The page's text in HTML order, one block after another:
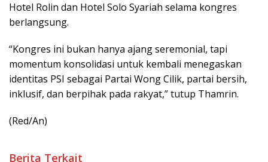
Hotel Rolin dan Hotel Solo Syariah selama kongres
berlangsung.
“Kongres ini bukan hanya ajang seremonial, tapi
momentum konsolidasi untuk kembali menegaskan
identitas PSI sebagai Partai Wong Cilik, partai bersih,
inklusif, dan berpihak pada rakyat,” tutup Thamrin.
(Red/An)
Berita Terkait